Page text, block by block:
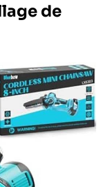
de